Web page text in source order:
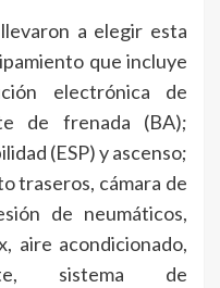
a elegir esta
que incluye
electrónica de
de frenada (BA);
(ESP) y ascenso;
traseros, cámara de
de neumáticos,
aire acondicionado,
sistema de